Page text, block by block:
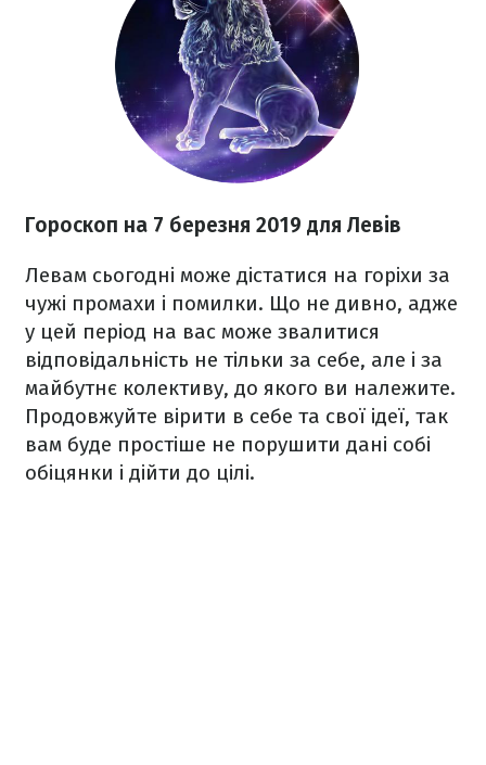
Гороскоп на 7 березня 2019 для Левів
Левам сьогодні може дістатися на горіхи за
чужі промахи і помилки. Що не дивно, адже
у цей період на вас може звалитися
відповідальність не тільки за себе, але і за
майбутнє колективу, до якого ви належите.
Продовжуйте вірити в себе та свої ідеї, так
вам буде простіше не порушити дані собі
обіцянки і дійти до цілі.